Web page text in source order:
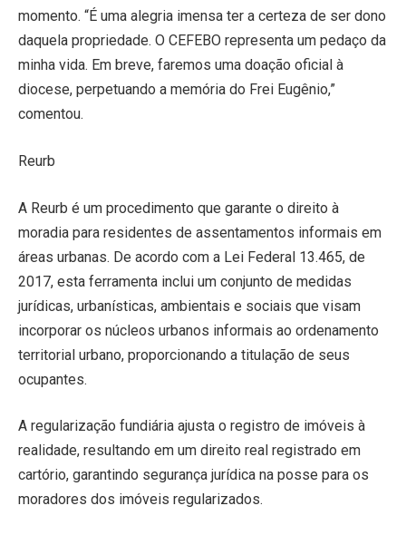
momento. “É uma alegria imensa ter a certeza de ser dono
daquela propriedade. O CEFEBO representa um pedaço da
minha vida. Em breve, faremos uma doação oficial à
diocese, perpetuando a memória do Frei Eugênio,”
comentou.
Reurb
A Reurb é um procedimento que garante o direito à
moradia para residentes de assentamentos informais em
áreas urbanas. De acordo com a Lei Federal 13.465, de
2017, esta ferramenta inclui um conjunto de medidas
jurídicas, urbanísticas, ambientais e sociais que visam
incorporar os núcleos urbanos informais ao ordenamento
territorial urbano, proporcionando a titulação de seus
ocupantes.
A regularização fundiária ajusta o registro de imóveis à
realidade, resultando em um direito real registrado em
cartório, garantindo segurança jurídica na posse para os
moradores dos imóveis regularizados.